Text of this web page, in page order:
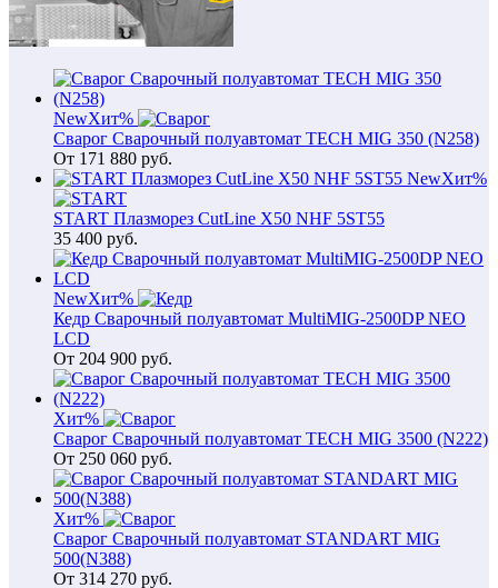
NewХит%
Сварог Сварочный полуавтомат TECH MIG 350 (N258)
От 171 880 руб.
NewХит%
START Плазморез CutLine X50 NHF 5ST55
35 400 руб.
NewХит%
Кедр Сварочный полуавтомат MultiMIG-2500DP NEO
LCD
От 204 900 руб.
Хит%
Сварог Сварочный полуавтомат TECH MIG 3500 (N222)
От 250 060 руб.
Хит%
Сварог Сварочный полуавтомат STANDART MIG
500(N388)
От 314 270 руб.